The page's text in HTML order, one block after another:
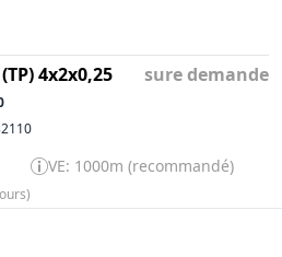
4x2x0,25 sure demande
VE: 1000m (recommandé)